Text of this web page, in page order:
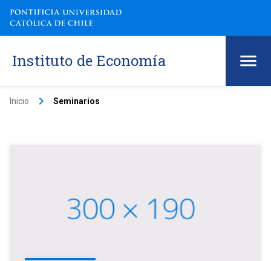
Instituto de Economía
Inicio keyboard_arrow_right Seminarios